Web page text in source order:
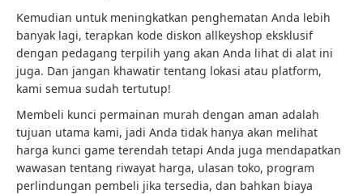
Kemudian untuk meningkatkan penghematan Anda lebih
banyak lagi, terapkan kode diskon allkeyshop eksklusif
dengan pedagang terpilih yang akan Anda lihat di alat ini
juga. Dan jangan khawatir tentang lokasi atau platform,
kami semua sudah tertutup!
Membeli kunci permainan murah dengan aman adalah
tujuan utama kami, jadi Anda tidak hanya akan melihat
harga kunci game terendah tetapi Anda juga mendapatkan
wawasan tentang riwayat harga, ulasan toko, program
perlindungan pembeli jika tersedia, dan bahkan biaya